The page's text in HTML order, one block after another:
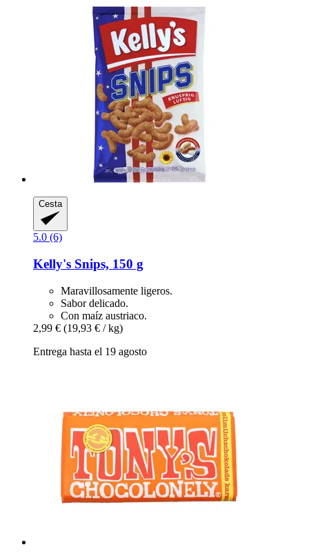
Cesta
5.0 (6)
Kelly's Snips, 150 g
Maravillosamente ligeros.
Sabor delicado.
Con maíz austriaco.
2,99 € (19,93 € / kg)
Entrega hasta el 19 agosto